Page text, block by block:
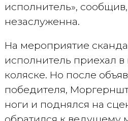
исполнитель»,
незаслуженна.
На мероприятие
исполнитель приехал
коляске. Но после
победителя,
ноги и поднялся на